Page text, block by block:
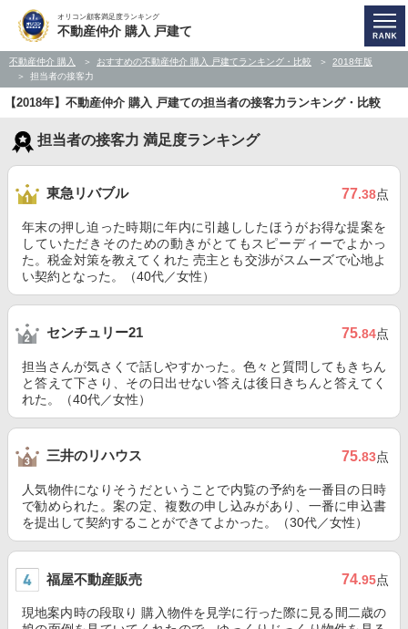
オリコン顧客満足度ランキング
不動産仲介 購入 戸建て
不動産仲介 購入 おすすめの不動産仲介 購入 戸建てランキング・比較
2018年版
担当者の接客力
【2018年】不動産仲介 購入 戸建ての担当者の接客力ランキング・比較
担当者の接客力 満足度ランキング
東急リバブル 77.38点
年末の押し迫った時期に年内に引越ししたほうがお得な提案を
していただきそのための動きがとてもスピーディーでよかっ
た。税金対策を教えてくれた 売主とも交渉がスムーズで心地よ
い契約となった。（40代／女性）
センチュリー21 75.84点
担当さんが気さくで話しやすかった。色々と質問してもきちん
と答えて下さり、その日出せない答えは後日きちんと答えてく
れた。（40代／女性）
三井のリハウス 75.83点
人気物件になりそうだということで内覧の予約を一番目の日時
で勧められた。案の定、複数の申し込みがあり、一番に申込書
を提出して契約することができてよかった。（30代／女性）
福屋不動産販売 74.95点
現地案内時の段取り 購入物件を見学に行った際に見る間二歳の